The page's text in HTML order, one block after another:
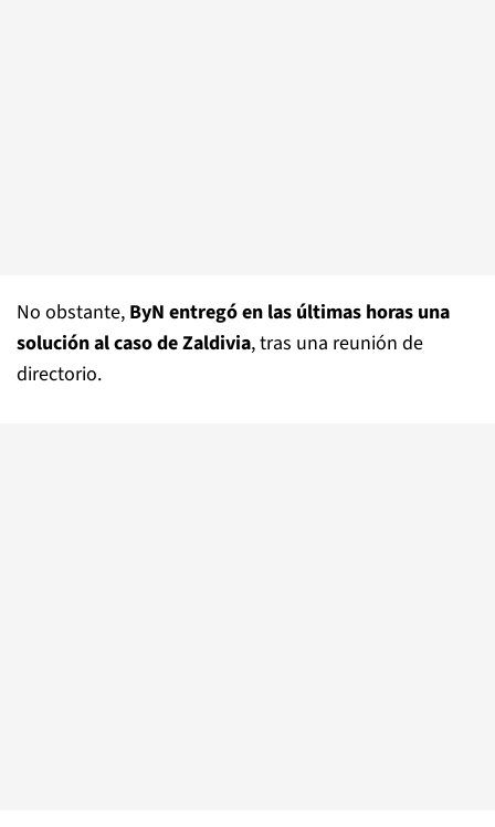
No obstante, ByN entregó en las últimas horas una
solución al caso de Zaldivia, tras una reunión de
directorio.